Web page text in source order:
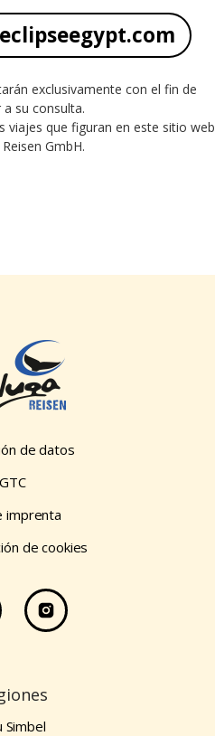
exclusivamente con el fin de
su consulta.
viajes que figuran en este sitio web
GmbH.
de datos
GTC
imprenta
de cookies
Simbel